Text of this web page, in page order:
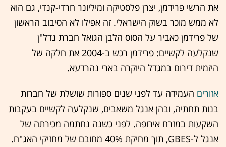
את הרשי פרידמן, יצרן פלסטיקה ומיליונר חרדי-קנדי, גם הוא
לא ממש מוכר בשוק הישראלי. זה אפילו לא הסיבוב הראשון
של פרידמן כאביר על הסוס הלבן הגואל חברת נדל"ן
שנקלעה לקשיים: פרידמן רכש ב-2004 את חלקה של
היזמית דירום במגדל היוקרה בארי נהרדעא.
אזורים העמידה עד לפני שנים ספורות שושלת של חברות
בנות תחתיה, ובהן אנגל משאבים, שנקלעה לקשיים בעקבות
השקעות במזרח אירופה. לפני כשנה נחתמה מכירתה של
אנגל ל-GBES, תוך מחיקת 40% מחובם של מחזיקי האג"ח.